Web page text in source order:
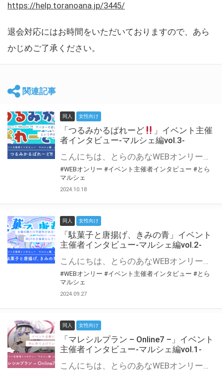
https://help.toranoana.jp/3445/
退会対応にはお時間をいただいておりますので、あら
かじめご了承ください。
関連記事
同人 女性向け
「つるみかるぱれーど
」イベント主催
者インタビュー-マルシェ編vol.3-
こんにちは、とらのあなWEBオンリー運営スタッフです。 新たにお届けする、イベント主催者インタビュー-マルシェ編-は、 とらのあなWEBオンリー「マルシェ」をご利用した主催様に 「マルシェ」を使って開催した感想や心がけをお聞きする企画です。 今回は、WEBオンリー初開催「つるみかるぱれーど
#WEBオンリー #イベント主催者インタビュー #とら
マルシェ
2024.10.18
同人 女性向け
「駄菓子と唐揚げ、きみの青」イベント
主催者インタビュー-マルシェ編vol.2-
こんにちは、とらのあなWEBオンリー運営スタッフです。 新たにお届けする、イベント主催者インタビュー-マルシェ編-は、 とらのあなWEBオンリー「マルシェ」をご利用の主催様に 「マルシェ」を使ってイベントを開催した感想や心がけをお聞きする企画です。 今回は、WEBオンリー初開催「駄菓子と唐揚げ、きみの青」より、 主催のぎこ六屋様にお話を伺いました。 協力：ぎこ六屋様／イベント公式Twitter（@krkgwks） とらのあなWEBオンリー「マルシェ」とは？ WEBオンリーでリアルタイムでコミュニケーションがとれるオンライン会場です。
#WEBオンリー #イベント主催者インタビュー #とら
マルシェ
2024.09.27
同人 女性向け
「マレシルプラン – Online7 –」イベント
主催者インタビュー-マルシェ編vol.1-
こんにちは、とらのあなWEBオンリー運営スタッフです。 新たにお届けする、イベント主催者インタビュー-マルシェ編-は、 とらのあなWEBオンリー「マルシェ」をご利用した主催様に 「マルシェ」を使って開催した感想や心がけをお聞きする企画です。 今回は、WEBオンリー開催7回目迎えた「マレシルプラン – Online7 –」より、 主催の玉川うた様にお話を伺いました。 ▼マレシルプランのインタビュー前回記事 「イベント主催者インタビュー vol.6」はこちら 協力：玉川うた様（マレシルプラン実行委員会 代表）／イベント公式Twitter（@mallesil_plan） とらのあなWEBオンリー「マルシェ」とは？ WEBオンリーでリアルタイムでコミュニケーションがとれるオンライン会場です。